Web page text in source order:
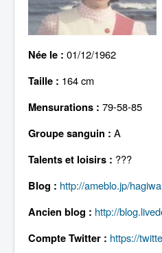
COSAA
Dessins
Artiste Asperger
Lexique
Née le : 01/12/1962
Taille : 164 cm
Mensurations : 79-58-85
Groupe sanguin : A
Talents et loisirs : ???
Blog : http://ameblo.jp/
Ancien blog : http://
Compte Twitter : https://